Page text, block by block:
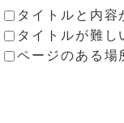
タイトルと内容
タイトルが難し
ページのある場